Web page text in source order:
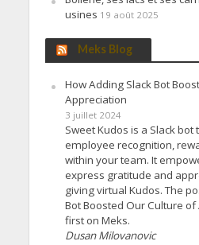
usines 19 août 2025
Meks Blog
How Adding Slack Bot
Appreciation
3 juillet 2024
Sweet Kudos is a Slack bot
employee recognition,
within your team. It
express gratitude and
giving virtual Kudos. The
Bot Boosted Our Culture
first on Meks.
Dusan Milovanovic